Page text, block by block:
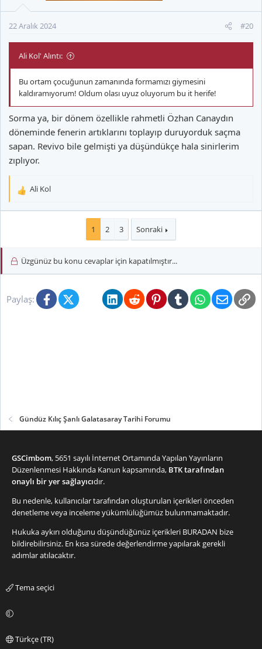
:
22 Aralık 2024 #20
Ali Kol' Alıntı:
Bu ortam çocuğunun zamanında formamızı giymesini
kaldıramıyorum! Oldum olası uyuz oluyorum bu it herife!
Sorma ya, bir dönem özellikle rahmetli Özhan Canaydın
döneminde fenerin artıklarını toplayıp duruyorduk saçma
sapan. Revivo bile gelmişti ya düşündükçe hala sinirlerim
zıplıyor.
T
e
r
Ali Kol
1 2 3 Sonraki
Üzgünüz bu konu cevaplar için kapatılmıştır...
Paylaş: FacebookX (Twitter)BlueskyLinkedInRedditPinterestTumblrWhatsApp
E-posta
Gündüz Kılıç Şanlı Galatasaray Tarihi Forumu
GSCimbom, 5651 sayılı İnternet Ortamında Yapılan Yayınların
Düzenlenmesi Hakkında Kanun kapsamında, BTK tarafından
onaylı bir yer sağlayıcıdır.
Bu nedenle, kullanıcılar tarafından oluşturulan içerikleri önceden
denetleme veya inceleme yükümlülüğümüz bulunmamaktadır.
Hukuka aykırı olduğunu düşündüğünüz içerikleri BURADAN bize
bildirebilirsiniz. En kısa sürede değerlendirme yapılarak gerekli
adımlar atılacaktır.
Tema seçici
Türkçe (TR)